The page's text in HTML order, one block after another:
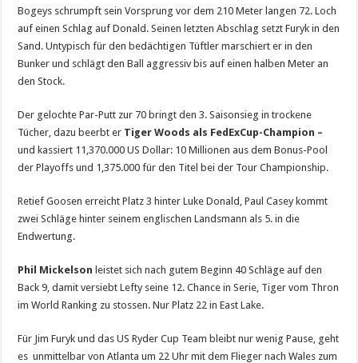
Bogeys schrumpft sein Vorsprung vor dem 210 Meter langen 72. Loch
auf einen Schlag auf Donald. Seinen letzten Abschlag setzt Furyk in den
Sand. Untypisch für den bedächtigen Tüftler marschiert er in den
Bunker und schlägt den Ball aggressiv bis auf einen halben Meter an
den Stock.
Der gelochte Par-Putt zur 70 bringt den 3. Saisonsieg in trockene
Tücher, dazu beerbt er Tiger Woods als FedExCup-Champion –
und kassiert 11,370.000 US Dollar: 10 Millionen aus dem Bonus-Pool
der Playoffs und 1,375.000 für den Titel bei der Tour Championship.
Retief Goosen erreicht Platz 3 hinter Luke Donald, Paul Casey kommt
zwei Schläge hinter seinem englischen Landsmann als 5. in die
Endwertung.
Phil Mickelson leistet sich nach gutem Beginn 40 Schläge auf den
Back 9, damit versiebt Lefty seine 12. Chance in Serie, Tiger vom Thron
im World Ranking zu stossen. Nur Platz 22 in East Lake.
Für Jim Furyk und das US Ryder Cup Team bleibt nur wenig Pause, geht
es unmittelbar von Atlanta um 22 Uhr mit dem Flieger nach Wales zum